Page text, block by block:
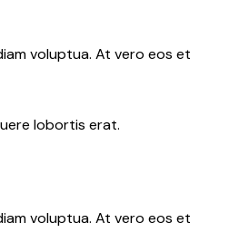
voluptua. At vero eos et
lobortis erat.
voluptua. At vero eos et